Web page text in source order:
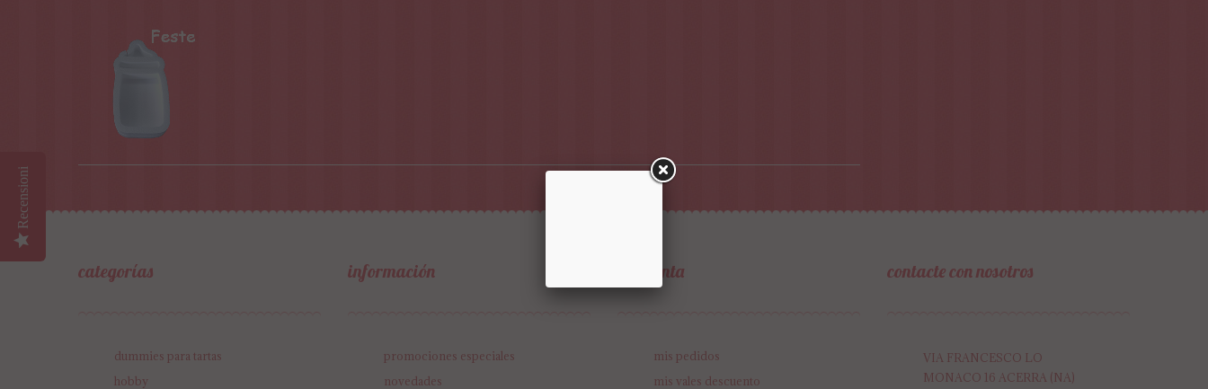
categorías
dummies para tartas
hobby
información
promociones especiales
novedades
mi cuenta
mis pedidos
mis vales descuento
contacte con nosotros
VIA FRANCESCO LO
MONACO 16 ACERRA (NA)
Recensioni